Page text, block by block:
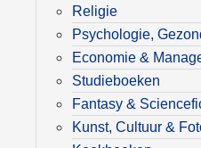
Religie
Psychologie,
Economie &
Studieboeken
Fantasy &
Kunst, Cultuur &